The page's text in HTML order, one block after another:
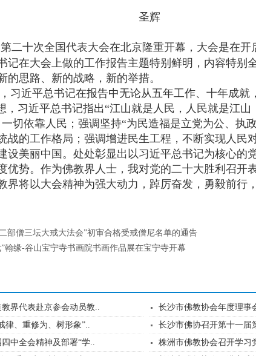
圣辉
二十次全国代表大会在北京隆重开幕，大会是在
记在大会上做的工作报告主题特别鲜明，内容特别
的思路、新的战略，新的举措。
近平总书记在报告中无论从五年工作、十年成就
，习近平总书记指出“江山就是人民，人民就是江
切依靠人民；强调坚持“为民造福是立党为公、执
战的工作格局；强调增进民生工程，不断实现人民
设美丽中国。处处彰显出以习近平总书记为核心的
优势。作为佛教界人士，我对党的二十大胜利召开
界将以大会精神为强大动力，踔厉奋发，勇毅前行
部僧三坛大戒大法会”初审合格受戒僧尼名单的通告
翰缘-谷山宝宁寺书画院书画作品展在宝宁寺开幕
界代表赴京参会动员教..
长沙市佛教协会年度理事
律、重修为、树形象”..
长沙市佛协召开第十一届
中全会精神及部署“学..
株洲市佛教协会召开学习